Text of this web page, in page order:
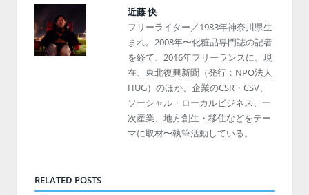
近藤 快
フリーライター／1983年神奈川県生
まれ。2008年〜化粧品専門誌の記者
を経て、2016年フリーランスに。現
在、東北復興新聞（発行：NPO法人
HUG）のほか、企業のCSR・CSV、
ソーシャル・ローカルビジネス、一
次産業、地方創生・移住などをテー
マに取材〜執筆活動している。
RELATED POSTS